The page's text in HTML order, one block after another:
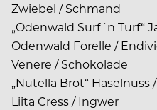
Zwiebel / Schmand
„Odenwald Surf´n Turf“
Odenwald Forelle /
Venere / Schokolade
„Nutella Brot“
Liita Cress / Ingwer